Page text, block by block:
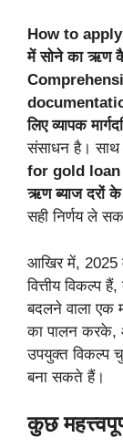
How to
में सोने का ऋण
लिए व्यापक
संसाधन है। साथ
for gold loan
ऋण ब्याज दरों के
सही निर्णय ले
आखिर में, 2025
वित्तीय विकल्प
बदलने वाला एक
का पालन करके,
उपयुक्त विकल्प
बना सकते हैं।
कुछ